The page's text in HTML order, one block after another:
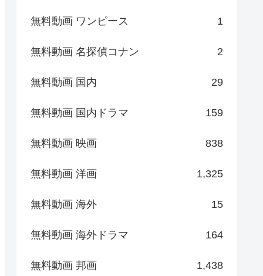
無料動画 ワンピース 1
無料動画 名探偵コナン 2
無料動画 国内 29
無料動画 国内ドラマ 159
無料動画 映画 838
無料動画 洋画 1,325
無料動画 海外 15
無料動画 海外ドラマ 164
無料動画 邦画 1,438